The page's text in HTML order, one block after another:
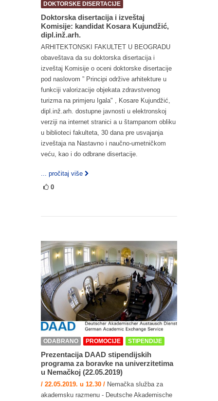
DOKTORSKE DISERTACIJE
Doktorska disertacija i izveštaj
Komisije: kandidat Kosara Kujundžić,
dipl.inž.arh.
ARHITEKTONSKI FAKULTET U BEOGRADU
obaveštava da su doktorska disertacija i
izveštaj Komisije o oceni doktorske disertacije
pod naslovom ” Principi održive arhitekture u
funkciji valorizacije objekata zdravstvenog
turizma na primjeru Igala" , Kosare Kujundžić,
dipl.inž.arh. dostupne javnosti u elektronskoj
verziji na internet stranici a u štampanom obliku
u biblioteci fakulteta, 30 dana pre usvajanja
izveštaja na Nastavno i naučno-umetničkom
veću, kao i do odbrane disertacije.
... pročitaj više
0
ODABRANO PROMOCIJE STIPENDIJE
Prezentacija DAAD stipendijskih
programa za boravke na univerzitetima
u Nemačkoj (22.05.2019)
/ 22.05.2019. u 12.30 / Nemačka služba za
akademsku razmenu - Deutsche Akademische